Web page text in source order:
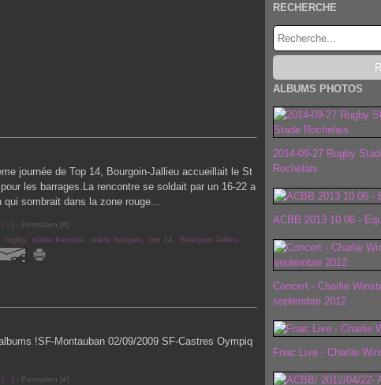
journée de Top 14, Bourgoin-Jallieu accueillait le St
les barrages.La rencontre se soldait par un 16-22 a
qui sombrait dans la zone rouge...
[ ] - Permalien [#]
rugby, stade francais stade français top 14 Bourgoin Jallieu
!SF-Montauban 02/09/2009 SF-Castres Oympiq
[ ] - Permalien [#]
RECHERCHE
ALBUMS PHOTOS
2014-09-27 Rugby
Rochelais
ACBB 2013 10 06 -
Concert - Charlie
septembre 2012
Fnac Live - Charlie